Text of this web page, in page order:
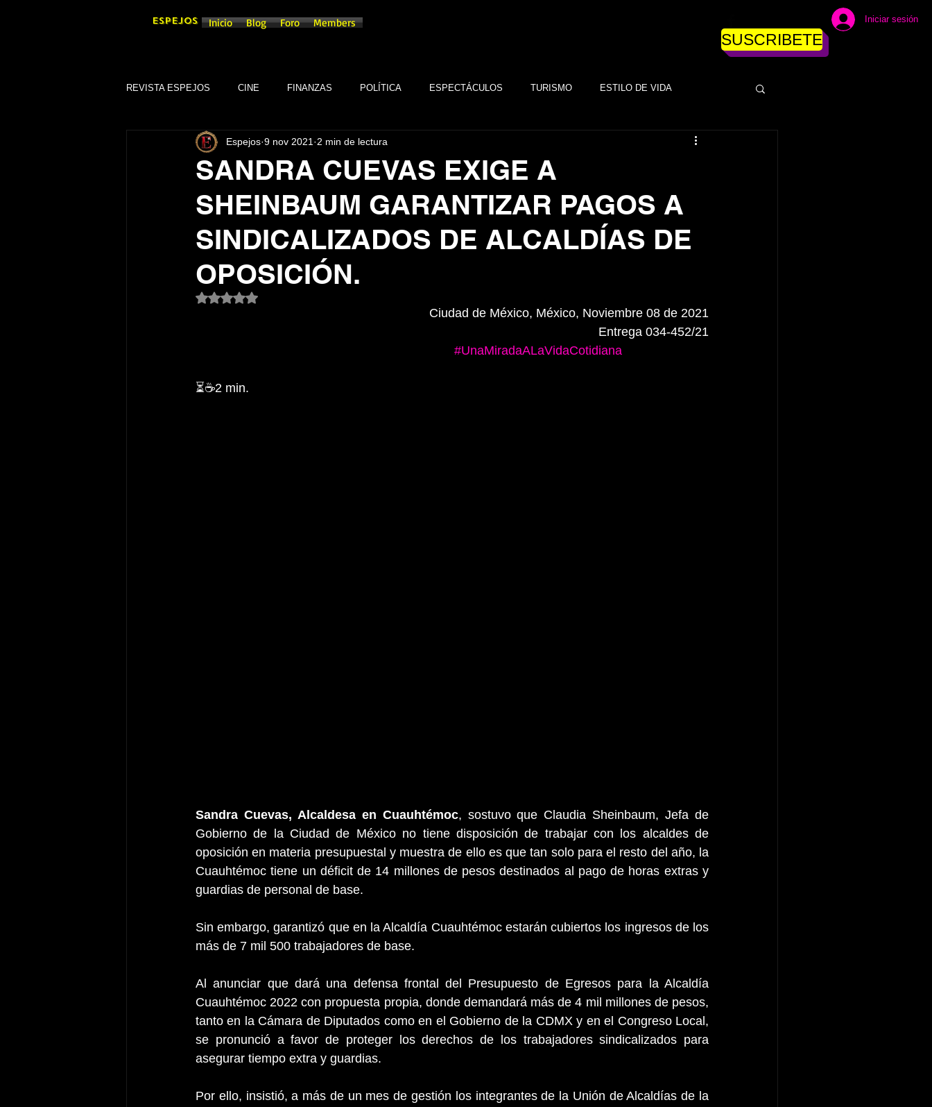
ESPEJOS Inicio Blog Foro Members
SUSCRIBETE
Iniciar sesión
REVISTA ESPEJOS CINE FINANZAS POLÍTICA ESPECTÁCULOS TURISMO ESTILO DE VIDA
DEPORTES SOCIEDAD TECNOLOGÍA
SINDICATOS FSTSE CINE ESPECTÁCULOS ALTRUISMO EMPRESAS EMPRESAS
SANDRA CUEVAS EXIGE A
SHEINBAUM GARANTIZAR PAGOS A
SINDICALIZADOS DE ALCALDÍAS DE
OPOSICIÓN.
Espejos 9 nov 2021 2 min de lectura
Obtuvo NaN de 5 estrellas.
Ciudad de México, México, Noviembre 08 de 2021
Entrega 034-452/21
#UnaMiradaALaVidaCotidiana
⏳☕2 min.
Sandra Cuevas, Alcaldesa en Cuauhtémoc, sostuvo que Claudia Sheinbaum, Jefa de
Gobierno de la Ciudad de México no tiene disposición de trabajar con los alcaldes de
oposición en materia presupuestal y muestra de ello es que tan solo para el resto del año, la
Cuauhtémoc tiene un déficit de 14 millones de pesos destinados al pago de horas extras y
guardias de personal de base.
Sin embargo, garantizó que en la Alcaldía Cuauhtémoc estarán cubiertos los ingresos de los
más de 7 mil 500 trabajadores de base.
Al anunciar que dará una defensa frontal del Presupuesto de Egresos para la Alcaldía
Cuauhtémoc 2022 con propuesta propia, donde demandará más de 4 mil millones de pesos,
tanto en la Cámara de Diputados como en el Gobierno de la CDMX y en el Congreso Local,
se pronunció a favor de proteger los derechos de los trabajadores sindicalizados para
asegurar tiempo extra y guardias.
Por ello, insistió, a más de un mes de gestión los integrantes de la Unión de Alcaldías de la